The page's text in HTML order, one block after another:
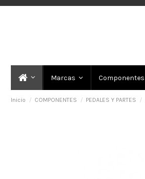
Marcas Componentes
Inicio COMPONENTES PEDALES Y PARTES